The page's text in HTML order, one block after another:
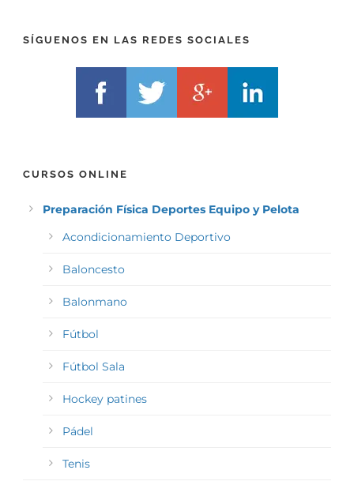
SÍGUENOS EN LAS REDES SOCIALES
CURSOS ONLINE
Preparación Física Deportes Equipo y Pelota
Acondicionamiento Deportivo
Baloncesto
Balonmano
Fútbol
Fútbol Sala
Hockey patines
Pádel
Tenis